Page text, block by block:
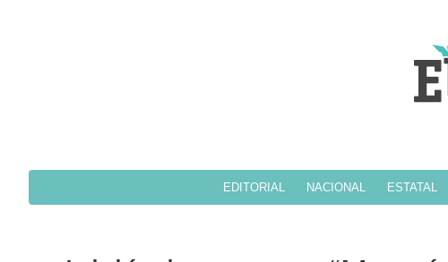
EDITORIAL NACIONAL ESTATAL